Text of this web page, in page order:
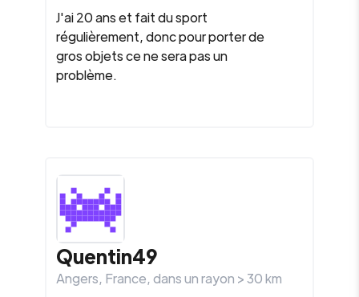
J'ai 20 ans et fait du sport
régulièrement, donc pour porter de
gros objets ce ne sera pas un
problème.
Quentin49
Angers, France, dans un rayon >30km